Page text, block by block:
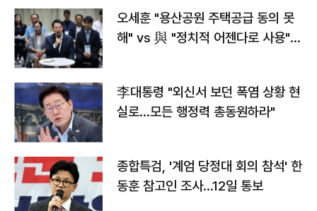
오세훈 "용산공원 주택공급 동의 못
해" vs 與 "정치적 어젠다로 사용"
李대통령 "외신서 보던 폭염 상황 현
실로…모든 행정력 총동원하라"
종합특검, '계엄 당정대 회의 참석' 한
동훈 참고인 조사...12일 통보